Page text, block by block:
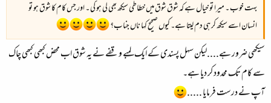
بہت خوب ۔ میرا تو خیال ہے کہ شوق شوق میں خطاطی سیکھ بھی لی ہو گی ۔ اور جس کام کا شوق ہو تو
انسان اسے سیکھ کر ہی دم لیتا ہے۔ کیوں صحیح کہا ناں جناب؟
سیکھی ضرور ہے....لیکن سہل پسندی کے ایک لمبے وقفے نے یہ شوق اب محض کبھی کبھی چاک
سے کام تک محدود کر دیا ہے۔
آپ نے درست فرمایا .....